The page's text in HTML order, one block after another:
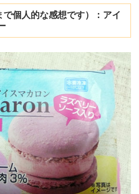
個人的な感想です）：アイ